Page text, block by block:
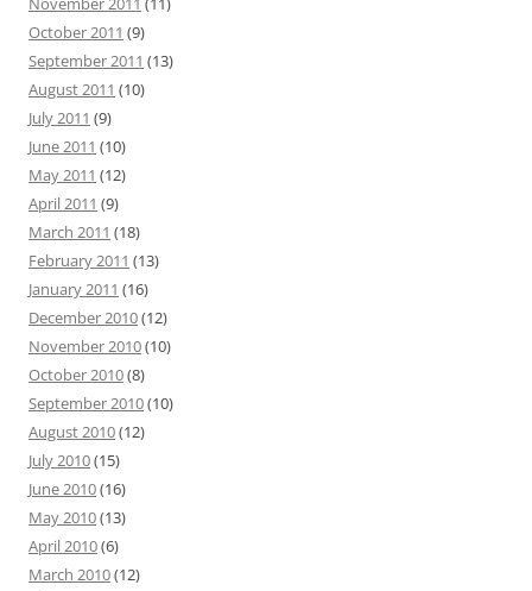
October 2011 (9)
September 2011 (13)
August 2011 (10)
July 2011 (9)
June 2011 (10)
May 2011 (12)
April 2011 (9)
March 2011 (18)
February 2011 (13)
January 2011 (16)
December 2010(12)
November 2010(10)
October 2010(8)
September 2010(10)
August 2010(12)
July 2010(15)
June 2010(16)
May 2010(13)
April 2010(6)
March 2010(12)